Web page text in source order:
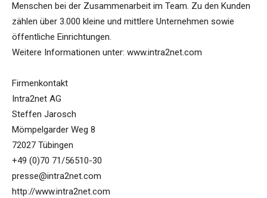
Menschen bei der Zusammenarbeit im Team. Zu den Kunden
zählen über 3.000 kleine und mittlere Unternehmen sowie
öffentliche Einrichtungen.
Weitere Informationen unter: www.intra2net.com
Firmenkontakt
Intra2net AG
Steffen Jarosch
Mömpelgarder Weg 8
72027 Tübingen
+49 (0)70 71/56510-30
presse@intra2net.com
http://www.intra2net.com